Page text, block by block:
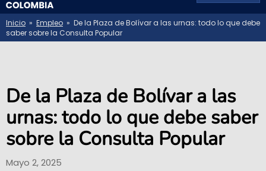
Inicio » Empleo » De la Plaza de Bolívar a las urnas: todo lo que debe
saber sobre la Consulta Popular
De la Plaza de Bolívar a las
urnas: todo lo que debe saber
sobre la Consulta Popular
Mayo 2, 2025